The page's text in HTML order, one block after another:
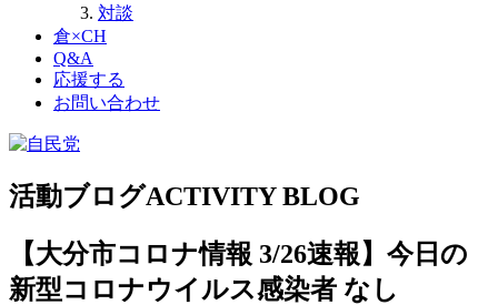
対談
倉×CH
Q&A
応援する
お問い合わせ
活動ブログACTIVITY BLOG
【大分市コロナ情報 3/26速報】今日の
新型コロナウイルス感染者 なし